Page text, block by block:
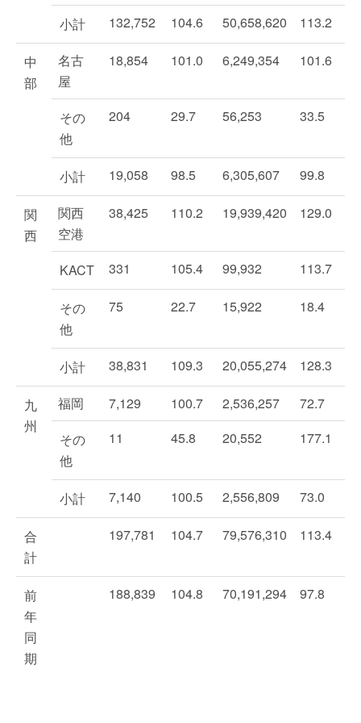
小計 132,752 104.6 50,658,620 113.2
中
部
名古
屋
18,854 101.0 6,249,354 101.6
その
他
204 29.7 56,253 33.5
小計 19,058 98.5 6,305,607 99.8
関
西
関西
空港
38,425 110.2 19,939,420 129.0
KACT 331 105.4 99,932 113.7
その
他
75 22.7 15,922 18.4
小計 38,831 109.3 20,055,274 128.3
九
州
福岡 7,129 100.7 2,536,257
72.7
その
他
11 45.8 20,552 177.1
小計 7,140 100.5 2,556,809 73.0
合
計
197,781 104.7 79,576,310 113.4
前
年
同
期
188,839 104.8 70,191,294 97.8